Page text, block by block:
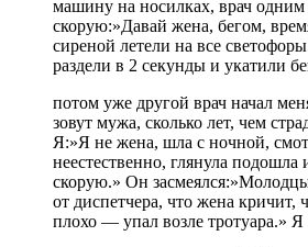
машину на носилках, врач
скорую:»Давай жена, бегом,
сиреной летели на все
раздели в 2 секунды и укатили
потом уже другой врач начал
зовут мужа, сколько лет, чем
Я:»Я не жена, шла с ночной,
неестественно, глянула подошла
скорую.» Он
от диспетчера, что жена кричит,
плохо — упал возле тротуара.» Я